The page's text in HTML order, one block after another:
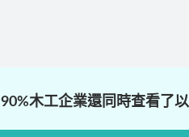
90%木工企業還同時查看了